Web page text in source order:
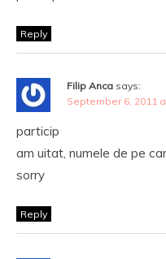
Reply
Filip Anca says:
September 6, 2011
particip
am uitat, numele de pe
sorry
Reply